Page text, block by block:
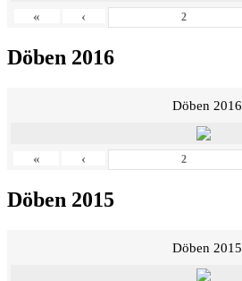
« ‹
Döben 2016
Döben 2016
« ‹
Döben 2015
Döben 2015